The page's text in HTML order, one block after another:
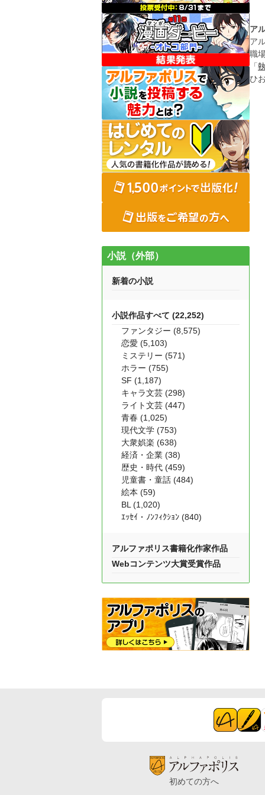
ア
ア
職
「
ひ
小説（外部）
新着の小説
小説作品すべて (22,252)
ファンタジー (8,575)
恋愛 (5,103)
ミステリー (571)
ホラー (755)
SF (1,187)
キャラ文芸 (298)
ライト文芸 (447)
青春 (1,025)
現代文学 (753)
大衆娯楽 (638)
経済・企業 (38)
歴史・時代 (459)
児童書・童話 (484)
絵本 (59)
BL (1,020)
ｴｯｾｲ・ﾉﾝﾌｨｸｼｮﾝ (840)
アルファポリス書籍化作家作品
Webコンテンツ大賞受賞作品
初めての方へ